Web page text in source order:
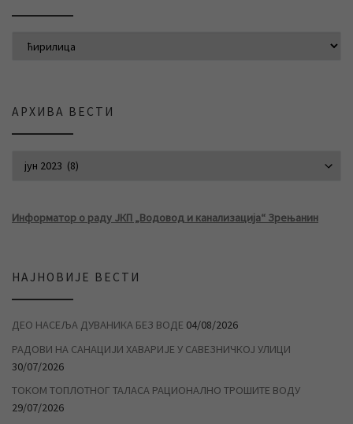
АРХИВА ВЕСТИ
Информатор о раду ЈКП „Водовод и канализација“ Зрењанин
НАЈНОВИЈЕ ВЕСТИ
ДЕО НАСЕЉА ДУВАНИКА БЕЗ ВОДЕ 04/08/2026
РАДОВИ НА САНАЦИЈИ ХАВАРИЈЕ У САВЕЗНИЧКОЈ УЛИЦИ
30/07/2026
ТОКОМ ТОПЛОТНОГ ТАЛАСА РАЦИОНАЛНО ТРОШИТЕ ВОДУ
29/07/2026